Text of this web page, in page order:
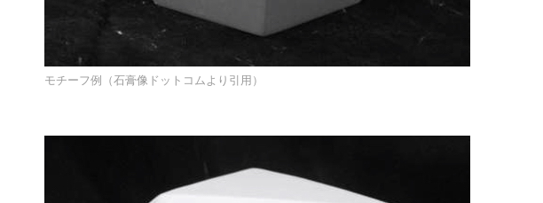
モチーフ例（石膏像ドットコムより引用）